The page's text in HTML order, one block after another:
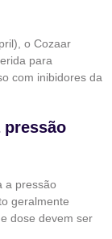
o Cozaar
para
com inibidores da
pressão
a pressão
geralmente
dose devem ser